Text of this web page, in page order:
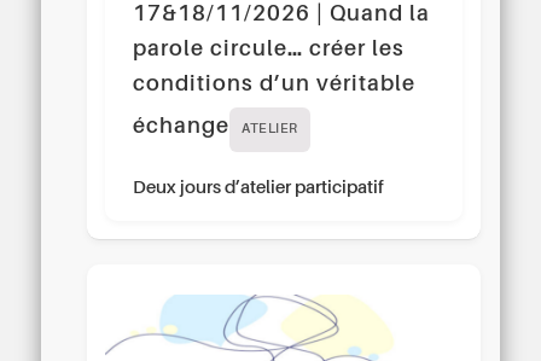
17&18/11/2026 | Quand la
parole circule… créer les
conditions d’un véritable
échange
ATELIER
Deux jours d’atelier participatif